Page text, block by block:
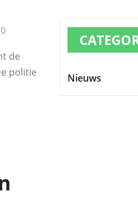
0
de
politie
Nieuws